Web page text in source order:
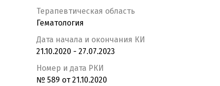
Терапевтическая область
Гематология
Дата начала и окончания КИ
21.10.2020 - 27.07.2023
Номер и дата РКИ
№ 589 от 21.10.2020